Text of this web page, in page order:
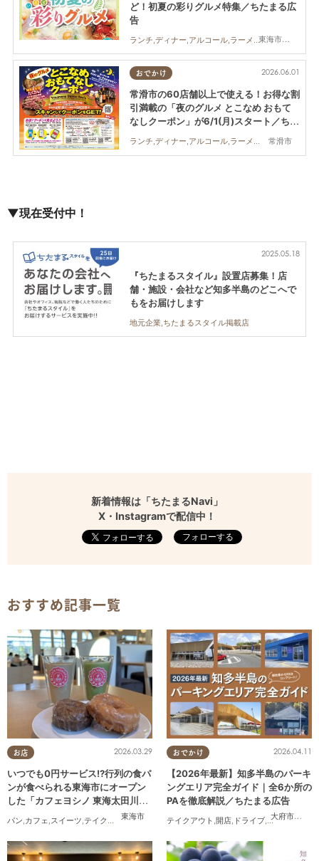
東海市,大府市,半田市
ど！初夏の彩りグルメ特集／ちたまる広
告
ランチ,ディナー,アルコール,ラーメン,カフェ,キッチンカー,専門店,ちたまるスタイル掲載店,まとめ記事,ちたまる広告,クーポン
おでかけ
常滑市
2026.06.01
常滑市の60店舗以上で使える！お得な割
引満載の「夜のグルメ とこなめ おもて
なしクーポン」が6/1(月)スタート／ちた
▼現在受付中！
2025.05.18
『ちたまるスタイル』設置店募集！店
舗・施設・会社など知多半島のどこへで
もをお届けします
地元企業,ちたまるスタイル掲載店
新着情報は「ちたまるNavi」
X・Instagramで配信中！
フォローする
おすすめ記事一覧
お店
東海市
2026.03.29
いつでも0円サービス!?行列の食パ
ンが食べられる東海市にオープン
した「カフェヨシノ 東海太田川
パン カフェ スイーツ テイクアウト ,家族 カップル ,おひとりさま 友人
おでかけ
大府市
,阿久
2026.04.11
【2026年最新】知多半島のパーキ
ングエリア完全ガイド｜全6か所の
PAを徹底解説／ちたまる広告
テイクアウト 開店 ドライブ 観光, ちたまる